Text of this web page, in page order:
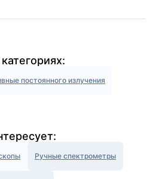
постоянного излучения
Ручные спектрометры